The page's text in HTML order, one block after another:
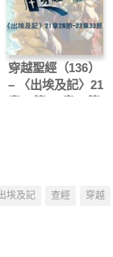
穿越聖經（136）
– 〈出埃及記〉21
埃及記 查經 穿越